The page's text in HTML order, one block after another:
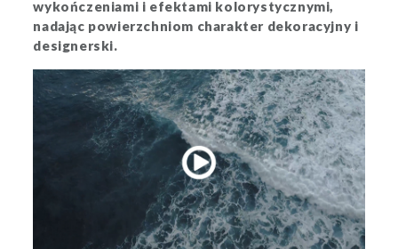
wykończeniami i efektami kolorystycznymi,
nadając powierzchniom charakter dekoracyjny i
designerski.